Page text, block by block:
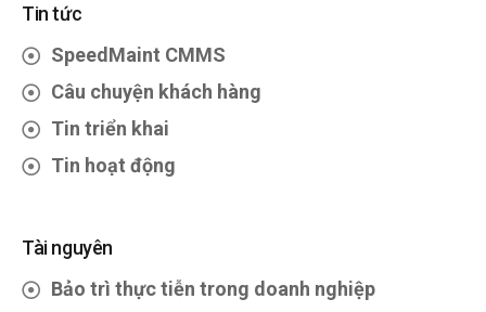
Tin tức
SpeedMaint CMMS
Câu chuyện khách hàng
Tin triển khai
Tin hoạt động
Tài nguyên
Bảo trì thực tiễn trong doanh nghiệp